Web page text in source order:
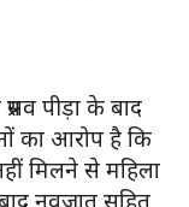
पीड़ा के बाद
का आरोप है कि
मिलने से महिला